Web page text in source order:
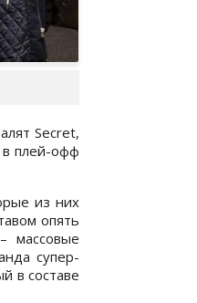
Secret,
в плей-офф
из них
опять
массовые
супер-
в составе